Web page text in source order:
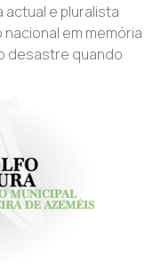
e pluralista
em memória
desastre quando